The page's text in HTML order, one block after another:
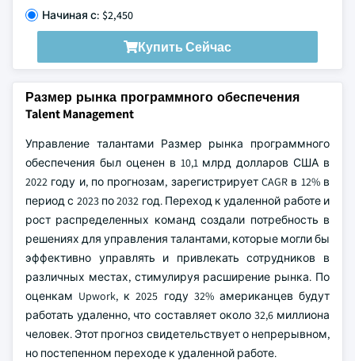
Начиная с: $2,450
Купить Сейчас
Размер рынка программного обеспечения
Talent Management
Управление талантами Размер рынка программного
обеспечения был оценен в 10,1 млрд долларов США в
2022 году и, по прогнозам, зарегистрирует CAGR в 12% в
период с 2023 по 2032 год. Переход к удаленной работе и
рост распределенных команд создали потребность в
решениях для управления талантами, которые могли бы
эффективно управлять и привлекать сотрудников в
различных местах, стимулируя расширение рынка. По
оценкам Upwork, к 2025 году 32% американцев будут
работать удаленно, что составляет около 32,6 миллиона
человек. Этот прогноз свидетельствует о непрерывном,
но постепенном переходе к удаленной работе.